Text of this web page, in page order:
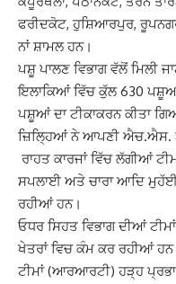
ਫਰੀਦਕੋਟ, ਹੁਸ਼ਿਆਰਪੁਰ,
ਨਾਂ ਸ਼ਾਮਲ ਹਨ।
ਪਸ਼ੂ ਪਾਲਣ ਵਿਭਾਗ ਵੱਲੋਂ ਮਿਲੀ
ਇਲਾਕਿਆਂ ਵਿੱਚ ਕੁੱਲ 630
ਪਸ਼ੂਆਂ ਦਾ ਟੀਕਾਕਰਨ ਕੀਤਾ
ਜ਼ਿਲ੍ਹਿਆਂ ਨੇ ਆਪਣੀ ਐਚ.ਐਸ.
ਰਾਹਤ ਕਾਰਜਾਂ ਵਿੱਚ ਲੱਗੀਆਂ
ਸਪਲਾਈ ਅਤੇ ਚਾਰਾ ਆਦਿ
ਰਹੀਆਂ ਹਨ।
ਓਧਰ ਸਿਹਤ ਵਿਭਾਗ ਦੀਆਂ
ਖੇਤਰਾਂ ਵਿਚ ਕੰਮ ਕਰ ਰਹੀਆਂ
ਟੀਮਾਂ (ਆਰਆਰਟੀ) ਹੜ੍ਹ